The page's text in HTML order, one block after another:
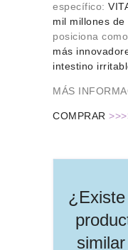
específico:
mil millones
posiciona
más
intestino
MÁS
COMPRAR